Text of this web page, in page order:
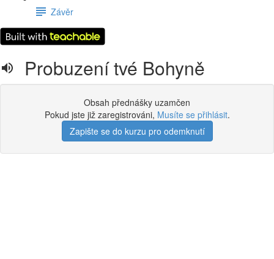
Závěr
Probuzení tvé Bohyně
Obsah přednášky uzamčen
Pokud jste již zaregistrováni, Musíte se přihlásit.
Zapište se do kurzu pro odemknutí